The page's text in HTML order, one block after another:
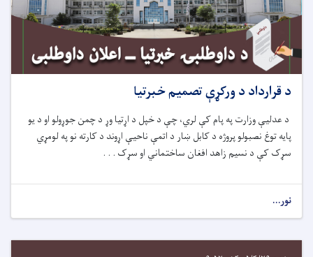
د قرارداد د ورکړې تصمیم خبرتیا
د عدلیې وزارت په پام کې لري، چې د خپل د اړتیا وړ د چمن جوړولو او د یو
پایه توغ نصبولوپروژه د کابل ښار د اتمې ناحیې اړوند د کارته نوپهلومړي
سړک کې د نسیم زاهد افغان ساختماني او سړک . . .
نور...